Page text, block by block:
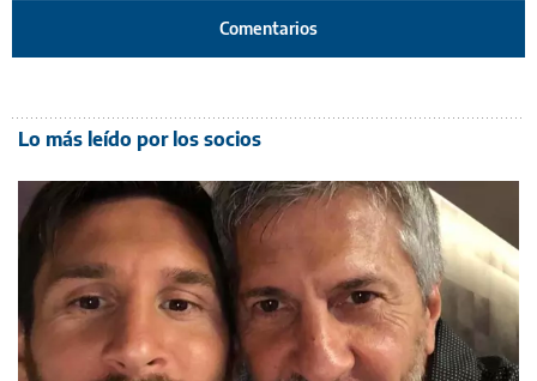
Comentarios
Lo más leído por los socios